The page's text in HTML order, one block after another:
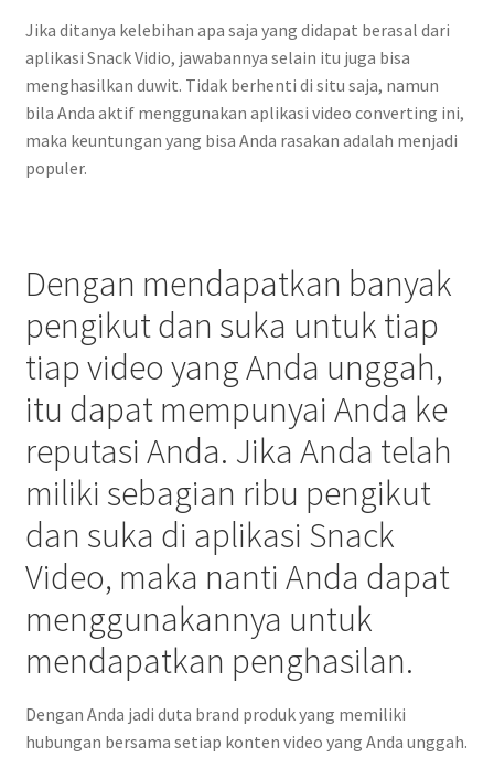
Jika ditanya kelebihan apa saja yang didapat berasal dari
aplikasi Snack Vidio, jawabannya selain itu juga bisa
menghasilkan duwit. Tidak berhenti di situ saja, namun
bila Anda aktif menggunakan aplikasi video converting ini,
maka keuntungan yang bisa Anda rasakan adalah menjadi
populer.
Dengan mendapatkan banyak
pengikut dan suka untuk tiap
tiap video yang Anda unggah,
itu dapat mempunyai Anda ke
reputasi Anda. Jika Anda telah
miliki sebagian ribu pengikut
dan suka di aplikasi Snack
Video, maka nanti Anda dapat
menggunakannya untuk
mendapatkan penghasilan.
Dengan Anda jadi duta brand produk yang memiliki
hubungan bersama setiap konten video yang Anda unggah.